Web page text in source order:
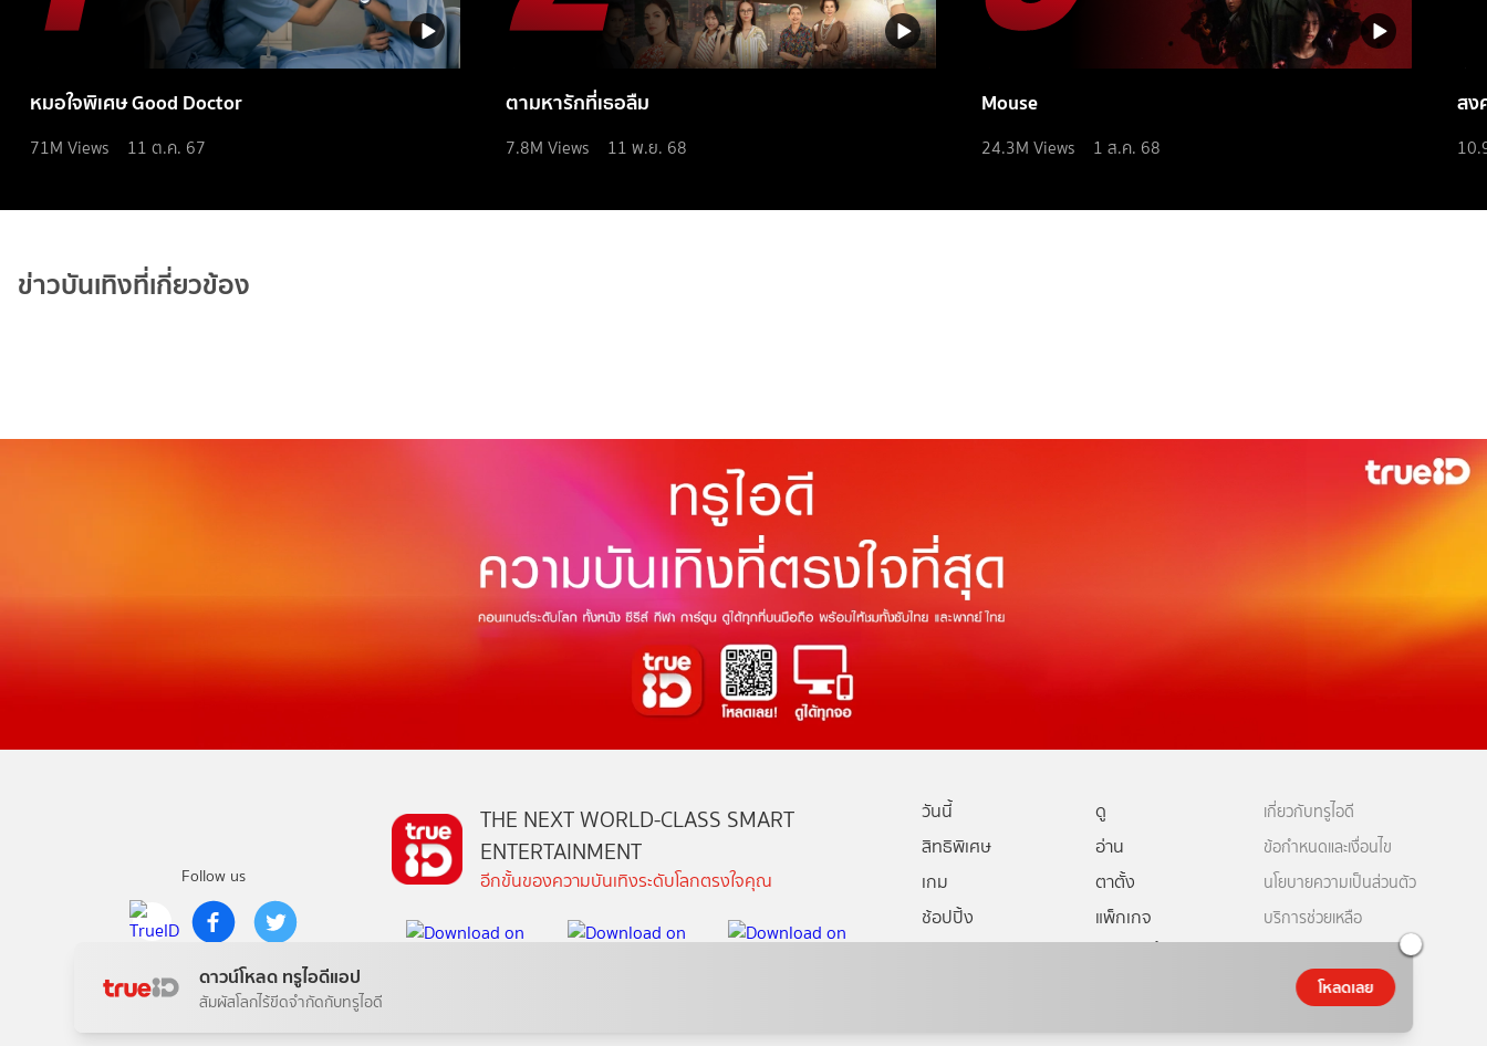
หมอใจพิเศษ Good Doctor
71M Views 11 ต.ค. 67
ตามหารักที่เธอลืม
7.8M Views 11 พ.ย. 68
Mouse
24.3M Views 1 ส.ค. 68
สง
ข่าวบันเทิงที่เกี่ยวข้อง
ดาวน์โหลด ทรูไอดีแอป
สัมผัสโลกไร้ขีดจำกัดกับทรูไอดี
โหลดเลย
Follow us
Copyright © True Digital Group Company Limited.
All rights reserved
THE NEXT WORLD-CLASS SMART
ENTERTAINMENT
อีกขั้นของความบันเทิงระดับโลกตรงใจคุณ
วันนี้
ดู
สิทธิพิเศษ
อ่าน
เกม
ตาตั้ง
ช้อปปิ้ง
แพ็กเกจ
เกี่ยวกับทรูไอดี
ข้อกำหนดและเงื่อนไข
นโยบายความเป็นส่วนตัว
บริการช่วยเหลือ